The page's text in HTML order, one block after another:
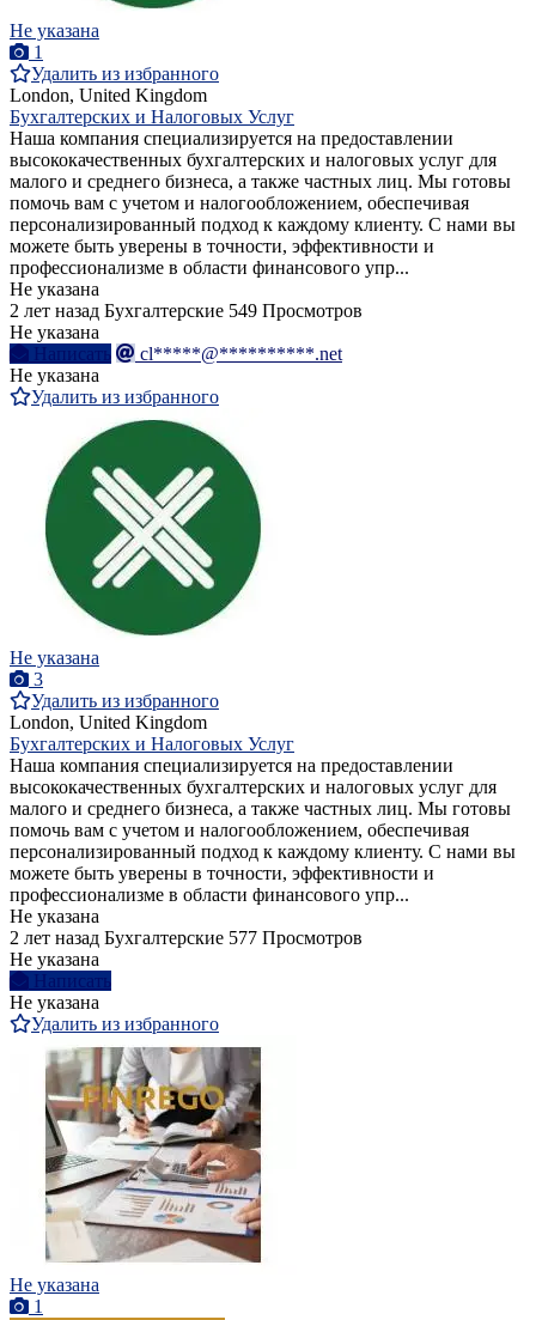
Не указана
1
Удалить из избранного
London, United Kingdom
Бухгалтерских и Налоговых Услуг
Наша компания специализируется на предоставлении
высококачественных бухгалтерских и налоговых услуг для
малого и среднего бизнеса, а также частных лиц. Мы готовы
помочь вам с учетом и налогообложением, обеспечивая
персонализированный подход к каждому клиенту. С нами вы
можете быть уверены в точности, эффективности и
профессионализме в области финансового упр...
Не указана
2 лет назад Бухгалтерские 549 Просмотров
Не указана
Написать
cl*****@**********.net
Не указана
Удалить из избранного
Не указана
3
Удалить из избранного
London, United Kingdom
Бухгалтерских и Налоговых Услуг
Наша компания специализируется на предоставлении
высококачественных бухгалтерских и налоговых услуг для
малого и среднего бизнеса, а также частных лиц. Мы готовы
помочь вам с учетом и налогообложением, обеспечивая
персонализированный подход к каждому клиенту. С нами вы
можете быть уверены в точности, эффективности и
профессионализме в области финансового упр...
Не указана
2 лет назад Бухгалтерские 577 Просмотров
Не указана
Написать
Не указана
Удалить из избранного
Не указана
1